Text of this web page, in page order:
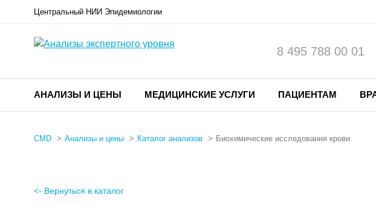
Центральный НИИ Эпидемиологии
8 495 788 00 01
АНАЛИЗЫ И ЦЕНЫ МЕДИЦИНСКИЕ УСЛУГИ ПАЦИЕНТАМ
CMD Анализы и цены Каталог анализов Биохимические исследования крови
<- Вернуться в каталог